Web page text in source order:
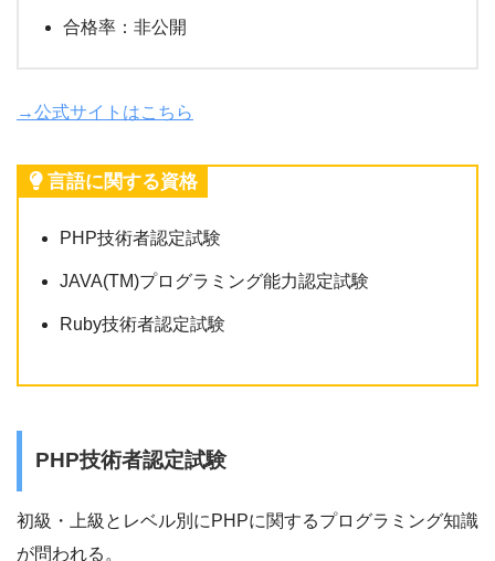
合格率：非公開
→公式サイトはこちら
言語に関する資格
PHP技術者認定試験
JAVA(TM)プログラミング能力認定試験
Ruby技術者認定試験
PHP技術者認定試験
初級・上級とレベル別にPHPに関するプログラミング知識
が問われる。